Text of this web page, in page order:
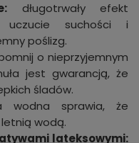
długotrwały efekt
uczucie suchości i
poślizg.
o nieprzyjemnym
jest gwarancją, że
śladów.
wodna sprawia, że
wodą.
lateksowymi: